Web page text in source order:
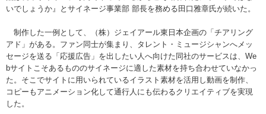
いでしょうか』とサイネージ事業部 部長を務める田口雅章氏が続いた。
制作した一例として、（株）ジェイアール東日本企画の「チアリング
アド」がある。ファン同士が集まり、タレント・ミュージシャンへメッ
セージを送る「応援広告」を出したい人へ向けた同社のサービスは、We
bサイトこそあるもののサイネージに適した素材を持ち合わせていなかっ
た。そこでサイトに用いられているイラスト素材を活用し動画を制作、
コピーもアニメーション化して通行人にも伝わるクリエイティブを実現
した。